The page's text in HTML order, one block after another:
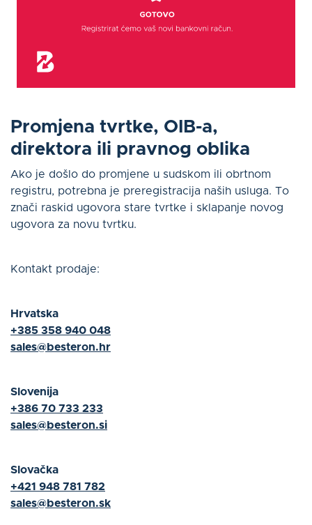
Promjena tvrtke, OIB-a,
direktora ili pravnog oblika
Ako je došlo do promjene u sudskom ili obrtnom
registru, potrebna je preregistracija naših usluga. To
znači raskid ugovora stare tvrtke i sklapanje novog
ugovora za novu tvrtku.
Kontakt prodaje:
Hrvatska
+385 358 940 048
sales@besteron.hr
Slovenija
+386 70 733 233
sales@besteron.si
Slovačka
+421 948 781 782
sales@besteron.sk